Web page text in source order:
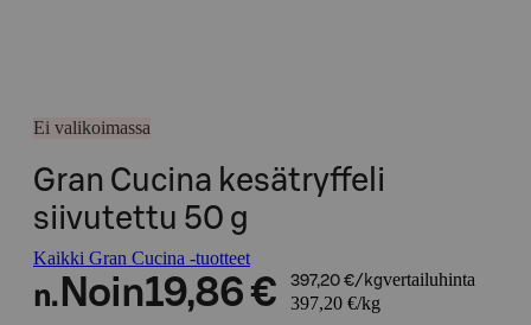
Ei valikoimassa
Gran Cucina kesätryffeli
siivutettu 50 g
Kaikki Gran Cucina -tuotteet
n. Noin19,86 € 397,20 €/kgvertailuhinta
397,20 €/kg